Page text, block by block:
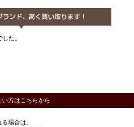
た。
方はこちらから
場合は、